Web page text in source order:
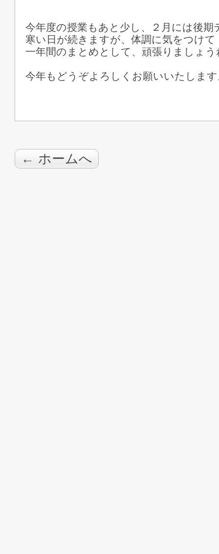
今年度の授業もあと少し、２月には後
寒い日が続きますが、体調に気をつけて
一年間のまとめとして、頑張りましょう
今年もどうぞよろしくお願いいたしま
← ホームへ